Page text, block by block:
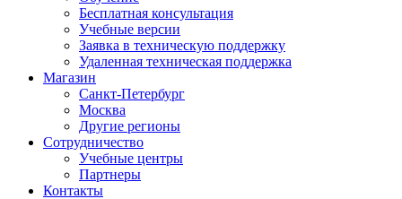
Бесплатная консультация
Учебные версии
Заявка в техническую поддержку
Удаленная техническая поддержка
Магазин
Санкт-Петербург
Москва
Другие регионы
Сотрудничество
Учебные центры
Партнеры
Контакты